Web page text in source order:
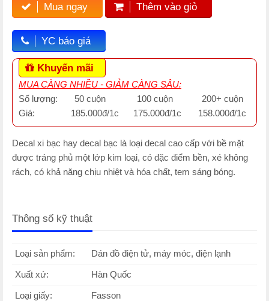
Mua ngay Thêm vào giỏ
YC báo giá
Khuyến mãi
MUA CÀNG NHIỀU - GIẢM CÀNG SÂU:
Số lượng: 50 cuộn 100 cuộn 200+ cuộn
Giá: 185.000đ/1c 175.000đ/1c 158.000đ/1c
Decal xi bạc hay decal bạc là loại decal cao cấp với bề mặt
được tráng phủ một lớp kim loại, có đặc điểm bền, xé không
rách, có khả năng chịu nhiệt và hóa chất, tem sáng bóng.
Thông số kỹ thuật
Loại sản phẩm: Dán đồ điện tử, máy móc, điện lạnh
Xuất xứ: Hàn Quốc
Loại giấy: Fasson